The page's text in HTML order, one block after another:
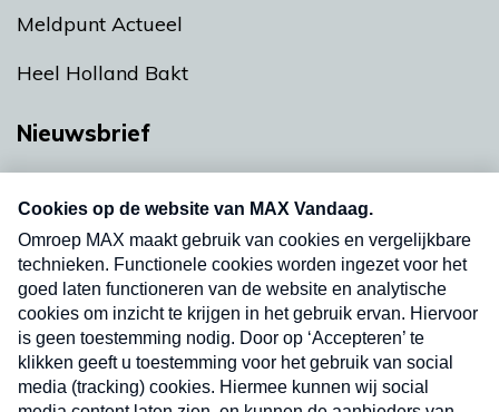
Meldpunt Actueel
Heel Holland Bakt
Nieuwsbrief
nieuwsbrief. Elke vrijdag- en dinsdagochtend in
uw mailbox.
Verzend